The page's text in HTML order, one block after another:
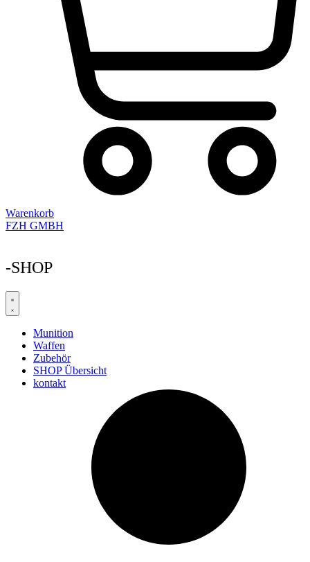
Warenkorb
FZH GMBH
-SHOP
Munition
Waffen
Zubehör
SHOP Übersicht
kontakt